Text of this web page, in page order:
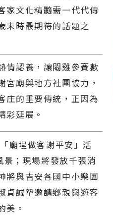
家文化精髓需一代代傳
末時最期待的話題之
情認養，讓閹雞參賽數
廟與地方社團協力，
庄的重要傳統，正因為
彩延展。
廟埕做客謝平安」活
；現場將發放千張消
將與吉安各國中小樂團
貞誠摯邀請鄉親與遊客
美。